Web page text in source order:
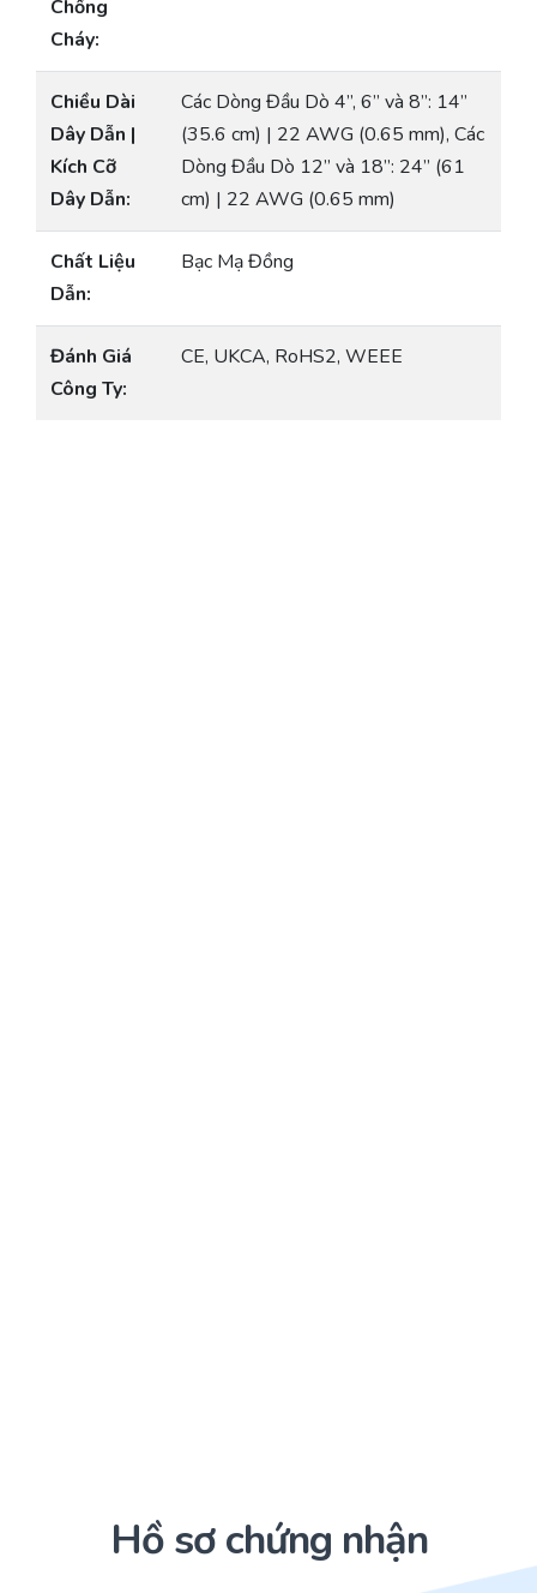
Chống
Cháy:
Chiều Dài
Dây Dẫn |
Kích Cỡ
Dây Dẫn:
Các Dòng Đầu Dò 4”, 6” và 8”: 14”
(35.6 cm) | 22 AWG (0.65 mm), Các
Dòng Đầu Dò 12” và 18”: 24” (61
cm) | 22 AWG (0.65 mm)
Chất Liệu
Dẫn:
Bạc Mạ Đồng
Đánh Giá
Công Ty:
CE, UKCA, RoHS2, WEEE
Hồ sơ chứng nhận